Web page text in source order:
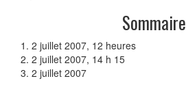
Sommaire
1. 2 juillet 2007, 12 heures
2. 2 juillet 2007, 14 h 15
3. 2 juillet 2007